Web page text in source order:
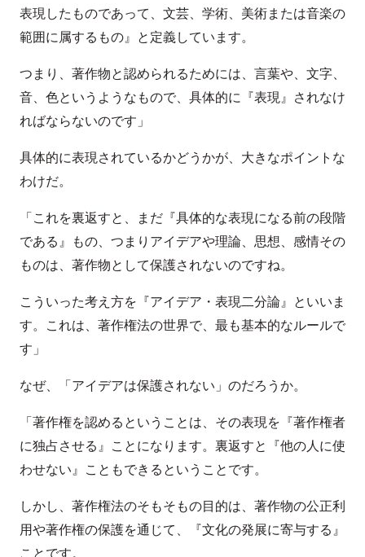
表現したものであって、文芸、学術、美術または音楽の
範囲に属するもの』と定義しています。
つまり、著作物と認められるためには、言葉や、文字、
音、色というようなもので、具体的に『表現』されなけ
ればならないのです」
具体的に表現されているかどうかが、大きなポイントな
わけだ。
「これを裏返すと、まだ『具体的な表現になる前の段階
である』もの、つまりアイデアや理論、思想、感情その
ものは、著作物として保護されないのですね。
こういった考え方を『アイデア・表現二分論』といいま
す。これは、著作権法の世界で、最も基本的なルールで
す」
なぜ、「アイデアは保護されない」のだろうか。
「著作権を認めるということは、その表現を『著作権者
に独占させる』ことになります。裏返すと『他の人に使
わせない』こともできるということです。
しかし、著作権法のそもそもの目的は、著作物の公正利
用や著作権の保護を通じて、『文化の発展に寄与する』
ことです。